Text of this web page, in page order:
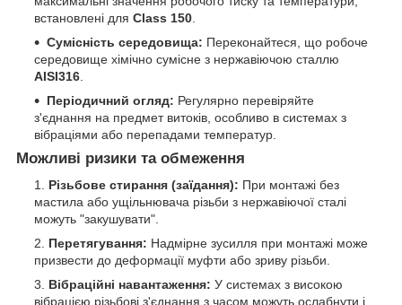
встановлені для Class 150
Сумісність середовища: Переконайтеся, що робоче
середовище хімічно сумісне з нержавіючою сталлю
AISI316
Періодичний огляд: Регулярно перевіряйте
з'єднання на предмет витоків, особливо в системах з
вібраціями або перепадами температур.
Можливі ризики та обмеження
Різьбове стирання (заїдання): При монтажі без
мастила або ущільнювача різьби з нержавіючої сталі
можуть "закушувати".
Перетягування: Надмірне зусилля при монтажі може
призвести до деформації муфти або зриву різьби.
Вібраційні навантаження: У системах з високою
вібрацією різьбові з'єднання з часом можуть ослабнути і